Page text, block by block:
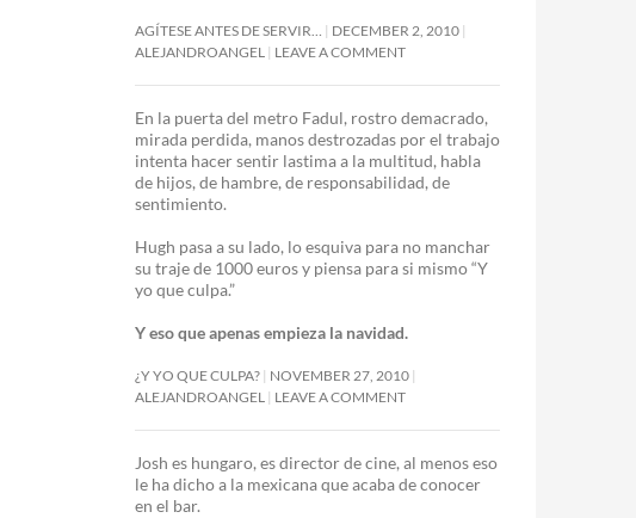
AGÍTESE ANTES DE SERVIR…
DECEMBER 2, 2010
ALEJANDROANGEL LEAVE A COMMENT
En la puerta del metro Fadul, rostro demacrado,
mirada perdida, manos destrozadas por el trabajo
intenta hacer sentir lastima a la multitud, habla
de hijos, de hambre, de responsabilidad, de
sentimiento.
Hugh pasa a su lado, lo esquiva para no manchar
su traje de 1000 euros y piensa para si mismo “Y
yo que culpa.”
Y eso que apenas empieza la navidad.
¿Y YO QUE CULPA? NOVEMBER 27, 2010
ALEJANDROANGEL LEAVE A COMMENT
Josh es hungaro, es director de cine, al menos eso
le ha dicho a la mexicana que acaba de conocer
en el bar.